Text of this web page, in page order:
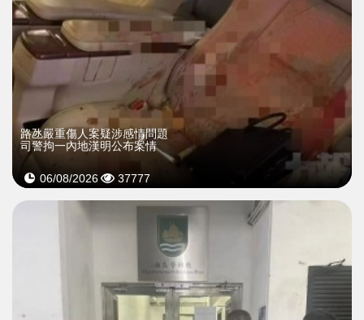
​路氹嚴重傷人案疑涉感情問題
司警拘一內地漢明公布案情
06/08/2026 37777